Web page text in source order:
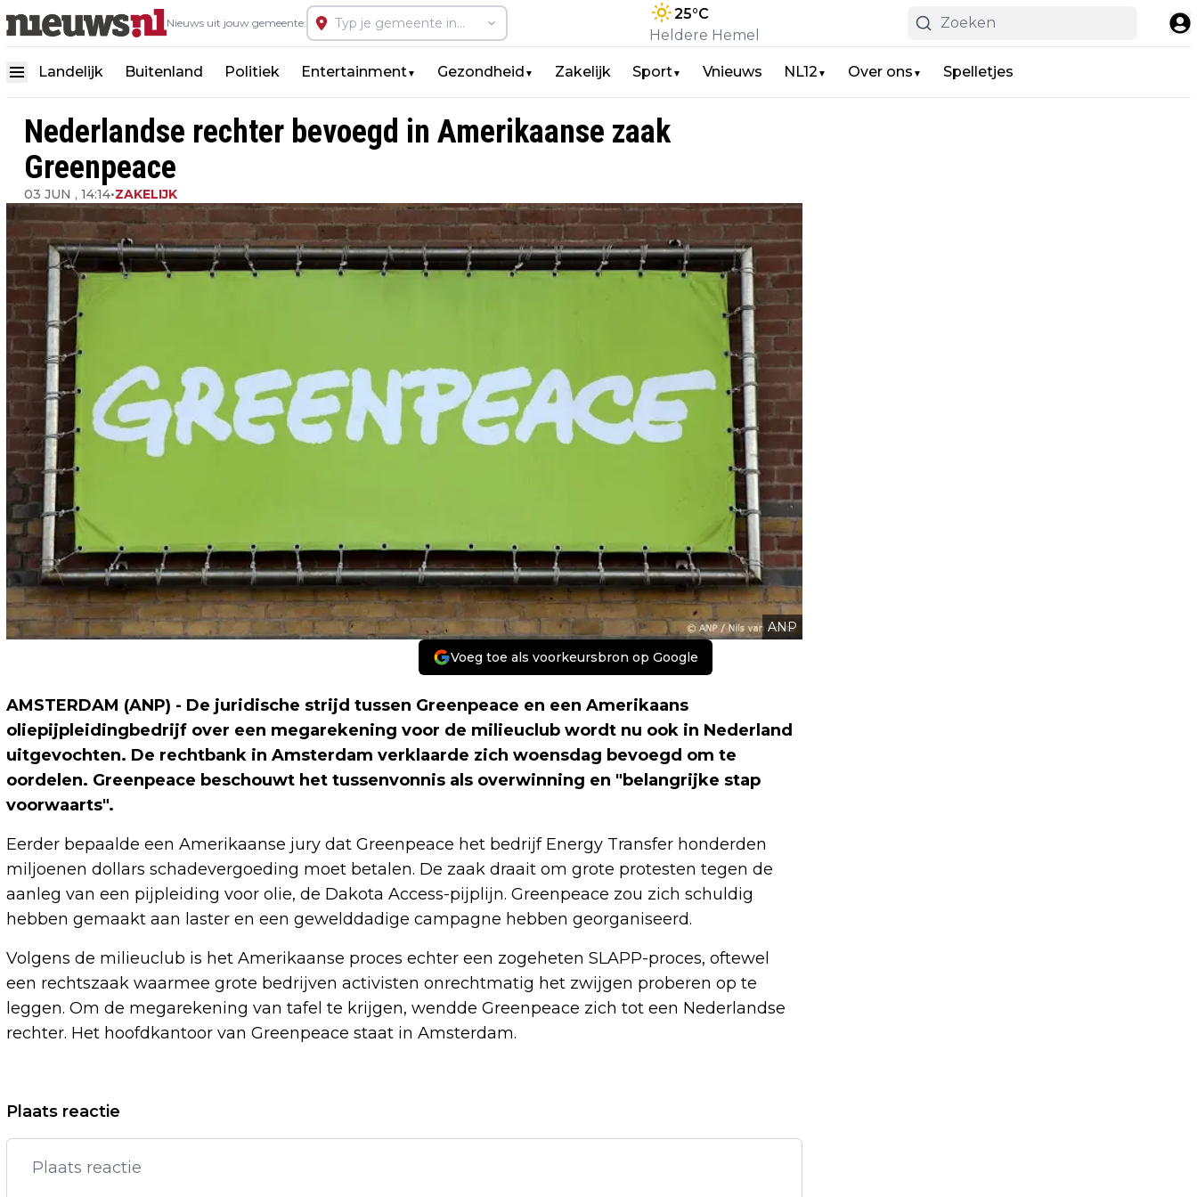
Nieuws uit jouw gemeente:
25°C
Heldere Hemel
Landelijk Buitenland Politiek Entertainment▼ Gezondheid ▼ Zakelijk Sport▼ Vnieuws NL12 ▼ Over ons ▼ Spelletjes
Nederlandse rechter bevoegd in Amerikaanse zaak
Greenpeace
03 JUN , 14:14•ZAKELIJK
ANP
Voeg toe als voorkeursbron op Google
AMSTERDAM (ANP) - De juridische strijd tussen Greenpeace en een Amerikaans
oliepijpleidingbedrijf over een megarekening voor de milieuclub wordt nu ook in Nederland
uitgevochten. De rechtbank in Amsterdam verklaarde zich woensdag bevoegd om te
oordelen. Greenpeace beschouwt het tussenvonnis als overwinning en "belangrijke stap
voorwaarts".
Eerder bepaalde een Amerikaanse jury dat Greenpeace het bedrijf Energy Transfer honderden
miljoenen dollars schadevergoeding moet betalen. De zaak draait om grote protesten tegen de
aanleg van een pijpleiding voor olie, de Dakota Access-pijplijn. Greenpeace zou zich schuldig
hebben gemaakt aan laster en een gewelddadige campagne hebben georganiseerd.
Volgens de milieuclub is het Amerikaanse proces echter een zogeheten SLAPP-proces, oftewel
een rechtszaak waarmee grote bedrijven activisten onrechtmatig het zwijgen proberen op te
leggen. Om de megarekening van tafel te krijgen, wendde Greenpeace zich tot een Nederlandse
rechter. Het hoofdkantoor van Greenpeace staat in Amsterdam.
Vorig artikel
TRUMP SNEERT NAAR AFHAKENDE
ARTIESTEN VOOR
BRUSSEL WIL MEER GELD NAAR
Plaats reactie